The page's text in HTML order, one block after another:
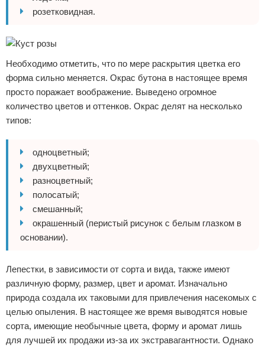
розетковидная.
Необходимо отметить, что по мере раскрытия цветка его
форма сильно меняется. Окрас бутона в настоящее время
просто поражает воображение. Выведено огромное
количество цветов и оттенков. Окрас делят на несколько
типов:
одноцветный;
двухцветный;
разноцветный;
полосатый;
смешанный;
окрашенный (перистый рисунок с белым глазком в
основании).
Лепестки, в зависимости от сорта и вида, также имеют
различную форму, размер, цвет и аромат. Изначально
природа создала их таковыми для привлечения насекомых с
целью опыления. В настоящее же время выводятся новые
сорта, имеющие необычные цвета, форму и аромат лишь
для лучшей их продажи из-за их экстравагантности. Однако